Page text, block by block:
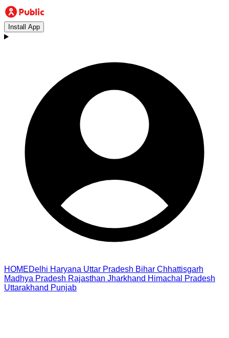
Install App
HOMEDelhi Haryana Uttar Pradesh Bihar Chhattisgarh
Madhya Pradesh Rajasthan Jharkhand Himachal Pradesh
Uttarakhand Punjab